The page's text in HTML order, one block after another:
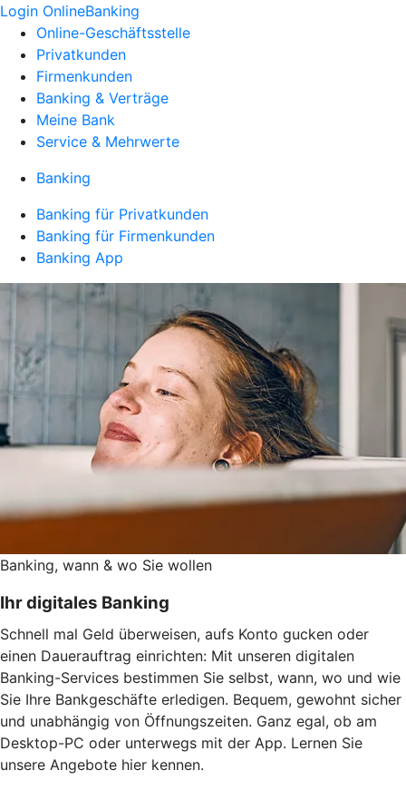
Login OnlineBanking
Online-Geschäftsstelle
Privatkunden
Firmenkunden
Banking & Verträge
Meine Bank
Service & Mehrwerte
Banking
Banking für Privatkunden
Banking für Firmenkunden
Banking App
Banking, wann & wo Sie wollen
Ihr digitales Banking
Schnell mal Geld überweisen, aufs Konto gucken oder
einen Dauerauftrag einrichten: Mit unseren digitalen
Banking-Services bestimmen Sie selbst, wann, wo und wie
Sie Ihre Bankgeschäfte erledigen. Bequem, gewohnt sicher
und unabhängig von Öffnungszeiten. Ganz egal, ob am
Desktop-PC oder unterwegs mit der App. Lernen Sie
unsere Angebote hier kennen.